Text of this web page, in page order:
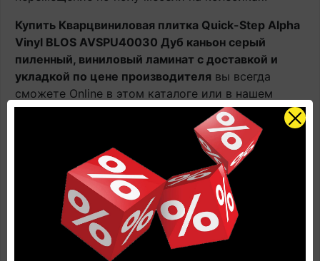
Купить Кварцвиниловая плитка Quick-Step Alpha
Vinyl BLOS AVSPU40030 Дуб каньон серый
пиленный, виниловый ламинат с доставкой и
укладкой по цене производителя вы всегда
сможете Online в этом каталоге или в нашем
салоне официального дилера Квик Степ.
Наличие: В наличии на главном складе, срок
поставки 1-3 рабочих дня.
Оплачивайте товар онлайн. Так будет дешевле!
Цена в салоне может быть отличной от указанной